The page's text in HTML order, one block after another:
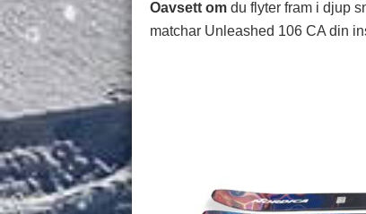
Oavsett om du flyter fram i djup
matchar Unleashed 106 CA din